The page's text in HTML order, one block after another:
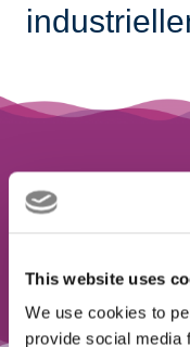
This website uses
We use cookies to
provide social media